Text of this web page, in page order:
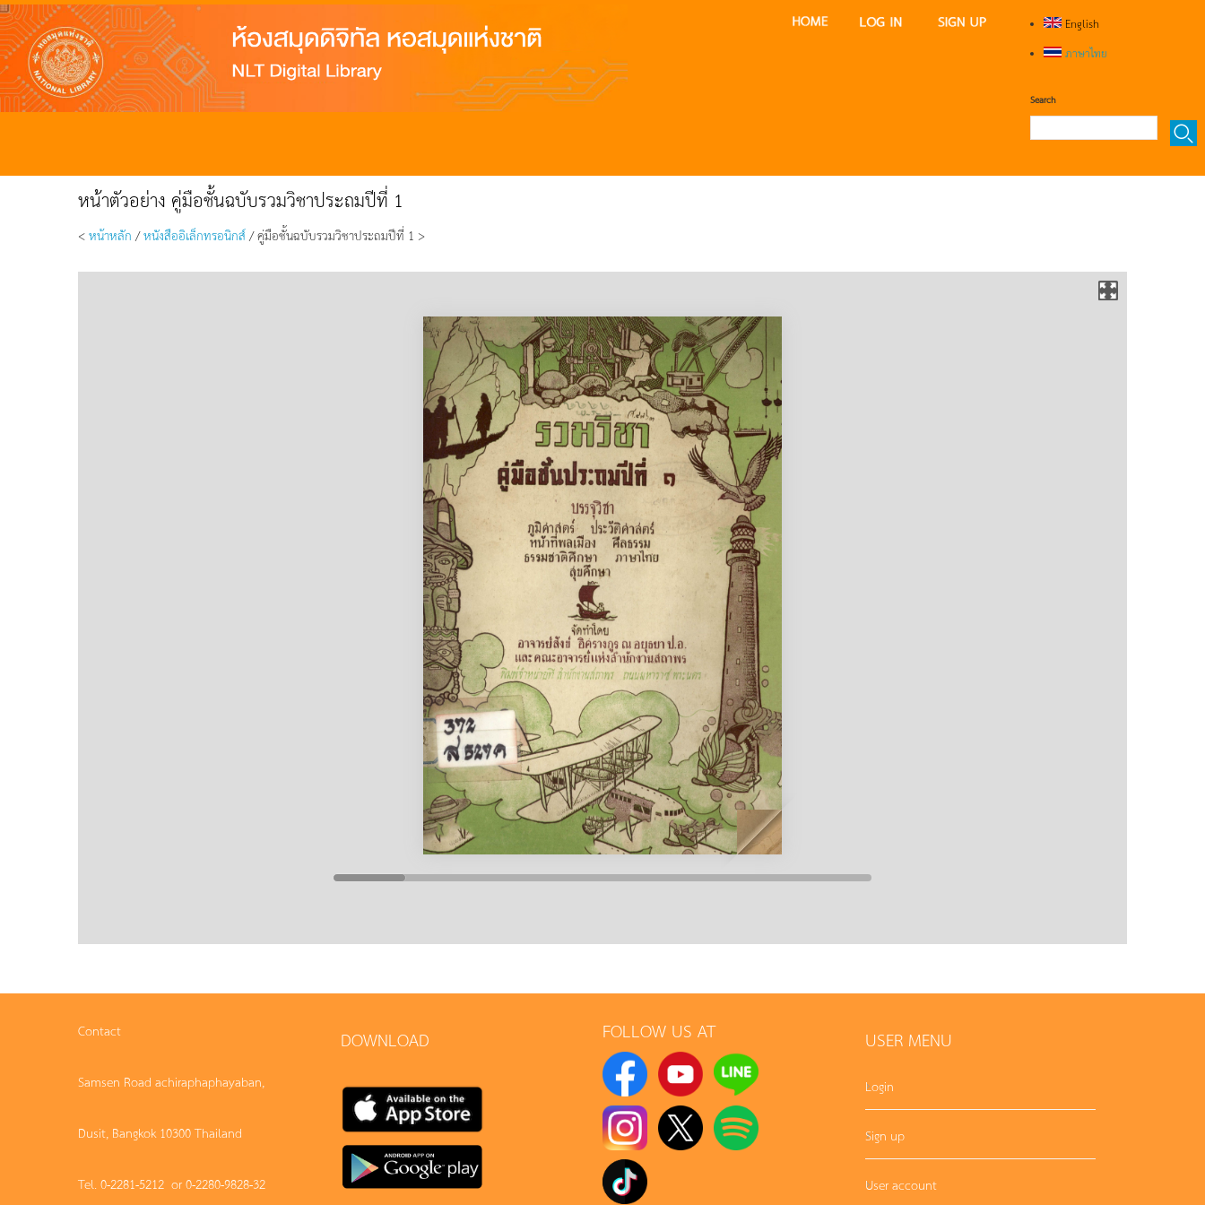
English
ภาษาไทย
Search
หน้าตัวอย่าง คู่มือชั้นฉบับรวมวิชาประถมปีที่ 1
<หน้าหลัก /หนังสืออิเล็กทรอนิกส์/ คู่มือชั้นฉบับรวมวิชาประถมปีที่ 1 >
Contact
Samsen Road achiraphaphayaban,
Dusit, Bangkok 10300 Thailand
Tel. 0-2281-5212 or 0-2280-9828-32
DOWNLOAD FOLLOW US AT USER MENU
Login
Sign up
User account